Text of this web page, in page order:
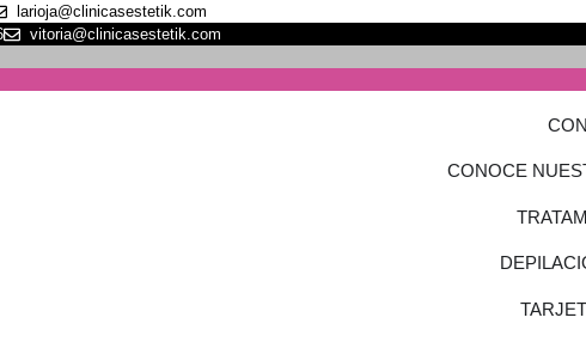
larioja@clinicasestetik.com
vitoria@clinicasestetik.com
CONOCE